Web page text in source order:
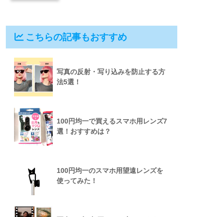
こちらの記事もおすすめ
写真の反射・写り込みを防止する方
法5選！
100円均一で買えるスマホ用レンズ7
選！おすすめは？
100円均一のスマホ用望遠レンズを
使ってみた！